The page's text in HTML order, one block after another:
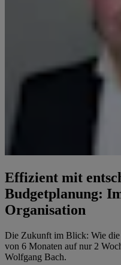
Effizient mit
Budgetplanung:
Organisation
Die Zukunft im Blick: Wie
von 6 Monaten auf nur 2
Wolfgang Bach.